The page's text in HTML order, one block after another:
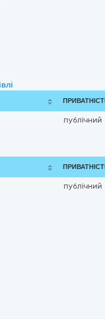
публічний
публічний